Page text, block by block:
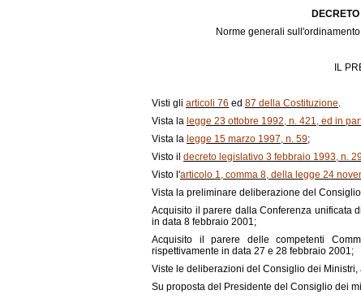
Norme generali
IL
Visti gli articoli 76 ed 87 della Costituzione.
Vista la legge 23 ottobre 1992, n. 421, ed in
Vista la legge 15 marzo 1997, n. 59;
Visto il decreto legislativo 3 febbraio 1993, n.
Visto l'articolo 1, comma 8, della legge 24
Vista la preliminare deliberazione del
Acquisito il parere dalla Conferenza unificata
in data 8 febbraio 2001;
Acquisito il parere delle competenti
rispettivamente in data 27 e 28 febbraio 2001;
Viste le deliberazioni del Consiglio dei
Su proposta del Presidente del Consiglio dei